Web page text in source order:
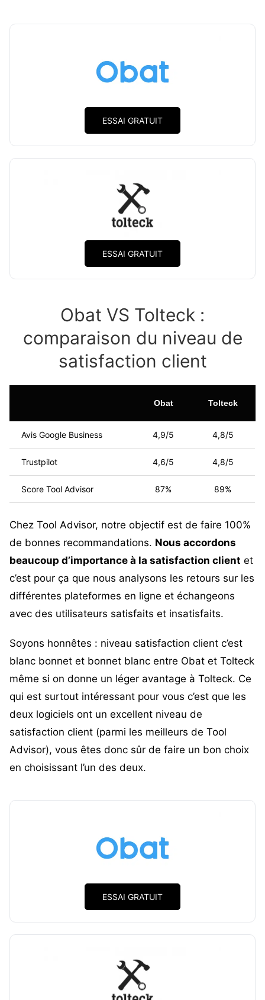
ESSAI GRATUIT
ESSAI GRATUIT
Obat VS Tolteck :
comparaison du niveau de
satisfaction client
Obat Tolteck
Avis Google Business 4,9/5 4,8/5
Trustpilot 4,6/5 4,8/5
Score Tool Advisor 87% 89%
Chez Tool Advisor, notre objectif est de faire 100%
de bonnes recommandations. Nous accordons
beaucoup d’importance à la satisfaction client et
c’est pour ça que nous analysons les retours sur les
différentes plateformes en ligne et échangeons
avec des utilisateurs satisfaits et insatisfaits.
Soyons honnêtes : niveau satisfaction client c’est
blanc bonnet et bonnet blanc entre Obat et Tolteck
même si on donne un léger avantage à Tolteck. Ce
qui est surtout intéressant pour vous c’est que les
deux logiciels ont un excellent niveau de
satisfaction client (parmi les meilleurs de Tool
Advisor), vous êtes donc sûr de faire un bon choix
en choisissant l’un des deux.
ESSAI GRATUIT